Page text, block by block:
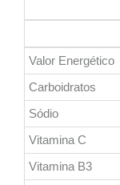
Valor Energético
Carboidratos
Sódio
Vitamina C
Vitamina B3